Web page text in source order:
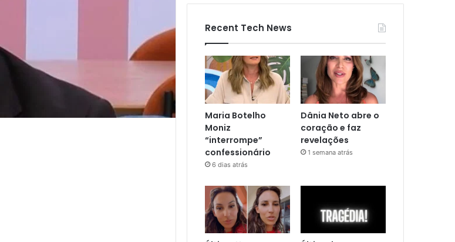
Recent Tech News
Maria Botelho
Moniz
“interrompe”
confessionário
6 dias atrás
Dânia Neto abre o
coração e faz
revelações
1 semana atrás